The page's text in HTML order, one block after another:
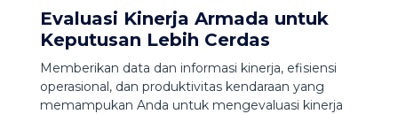
Evaluasi Kinerja Armada untuk
Keputusan Lebih Cerdas
Memberikan data dan informasi kinerja, efisiensi
operasional, dan produktivitas kendaraan yang
memampukan Anda untuk mengevaluasi kinerja